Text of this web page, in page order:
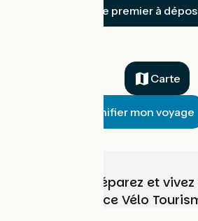
Soyez le premier à
Carte
Planifier mon voyage
Choisissez, préparez et
vélo avec France Vélo